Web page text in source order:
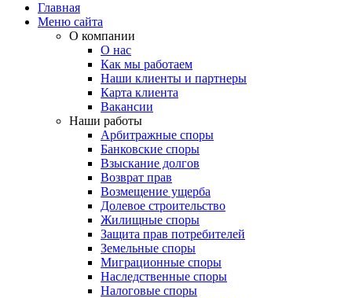
Главная
Меню сайта
О компании
О нас
Как мы работаем
Наши клиенты и партнеры
Карта клиента
Вакансии
Наши работы
Арбитражные споры
Банковские споры
Взыскание долгов
Возврат прав
Возмещение ущерба
Долевое строительство
Жилищные споры
Защита прав потребителей
Земельные споры
Миграционные споры
Наследственные споры
Налоговые споры